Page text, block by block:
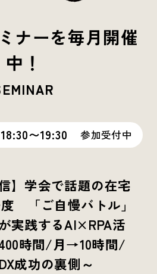
ナーを毎月開催
中！
18:30〜19:30 参加受付中
】学会で話題の在宅
「ご自慢バトル」
実践するAI×RPA活
時間/月→10時間/
成功の裏側～